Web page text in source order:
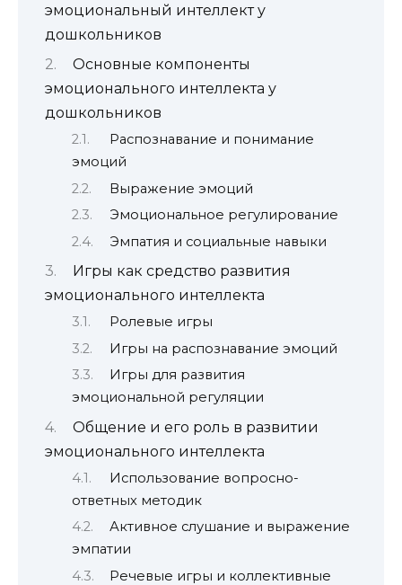
эмоциональный интеллект у
дошкольников
Основные компоненты
эмоционального интеллекта у
дошкольников
Распознавание и понимание
эмоций
Выражение эмоций
Эмоциональное регулирование
Эмпатия и социальные навыки
Игры как средство развития
эмоционального интеллекта
Ролевые игры
Игры на распознавание эмоций
Игры для развития
эмоциональной регуляции
Общение и его роль в развитии
эмоционального интеллекта
Использование вопросно-
ответных методик
Активное слушание и выражение
эмпатии
Речевые игры и коллективные